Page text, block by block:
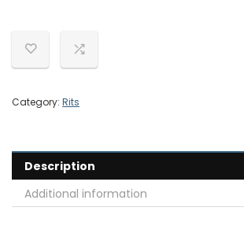
Category: Rits
Description
Additional information